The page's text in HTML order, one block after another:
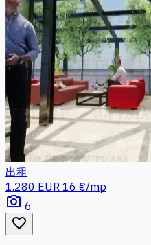
出租
1.280 EUR 16 €/mp
photo_camera 6
favorite_border